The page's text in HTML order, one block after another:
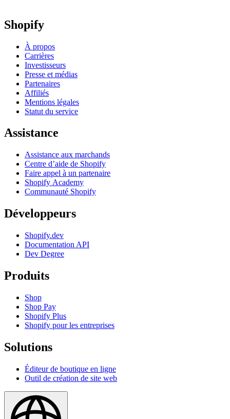
Shopify
À propos
Carrières
Investisseurs
Presse et médias
Partenaires
Affiliés
Mentions légales
Statut du service
Assistance
Assistance aux marchands
Centre d’aide de Shopify
Faire appel à un partenaire
Shopify Academy
Communauté Shopify
Développeurs
Shopify.dev
Documentation API
Dev Degree
Produits
Shop
Shop Pay
Shopify Plus
Shopify pour les entreprises
Solutions
Éditeur de boutique en ligne
Outil de création de site web